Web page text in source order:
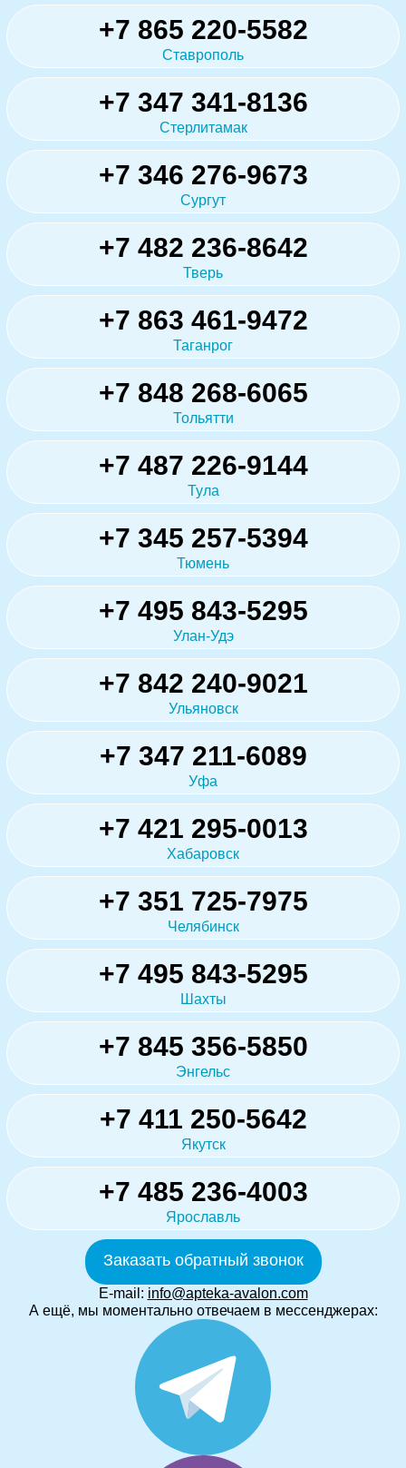
+7 865 220-5582
Ставрополь
+7 347 341-8136
Стерлитамак
+7 346 276-9673
Сургут
+7 482 236-8642
Тверь
+7 863 461-9472
Таганрог
+7 848 268-6065
Тольятти
+7 487 226-9144
Тула
+7 345 257-5394
Тюмень
+7 495 843-5295
Улан-Удэ
+7 842 240-9021
Ульяновск
+7 347 211-6089
Уфа
+7 421 295-0013
Хабаровск
+7 351 725-7975
Челябинск
+7 495 843-5295
Шахты
+7 845 356-5850
Энгельс
+7 411 250-5642
Якутск
+7 485 236-4003
Ярославль
Заказать обратный звонок
E-mail: info@apteka-avalon.com
А ещё, мы моментально отвечаем в мессенджерах: